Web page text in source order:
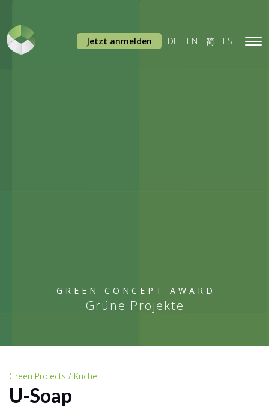
GREEN CONCEPT AWARD
Grüne Projekte
Jetzt anmelden DE EN 简 ES
Green Projects / Küche
U-Soap